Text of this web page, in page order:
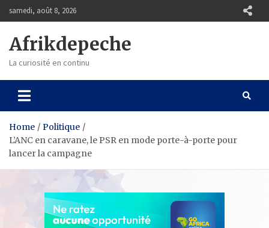
to
samedi, août 8, 2026
Afrikdepeche
La curiosité en continu
Home
Politique
L’ANC en caravane, le PSR en mode porte-à-porte pour
lancer la campagne